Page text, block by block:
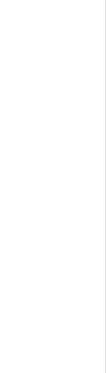
The 54th
The 54th